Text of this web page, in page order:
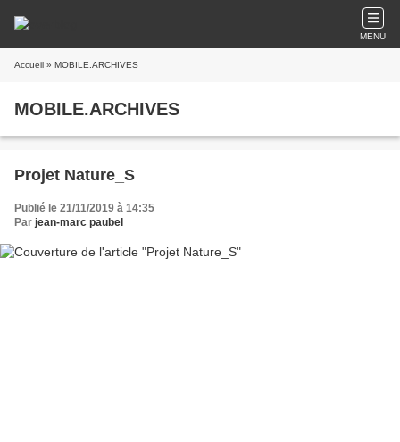
MENU
Accueil » MOBILE.ARCHIVES
MOBILE.ARCHIVES
Projet Nature_S
Publié le 21/11/2019 à 14:35
Par jean-marc paubel